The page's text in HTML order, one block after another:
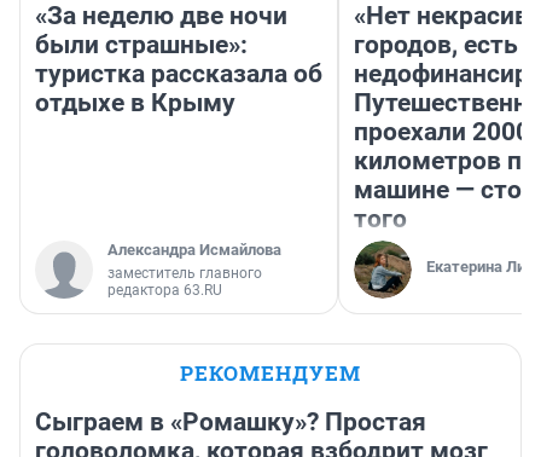
«За неделю две ночи
были страшные»:
туристка рассказала об
отдыхе в Крыму
Александра Исмайлова
заместитель главного
редактора 63.RU
«Нет
городов, есть
проехали 2000
километров по
машине —
того
Екатерина
РЕКОМЕНДУЕМ
Сыграем в «Ромашку»? Простая
головоломка, которая взбодрит мозг